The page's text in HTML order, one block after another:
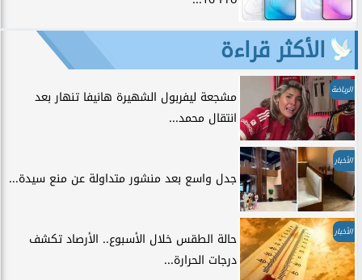
الأكثر قراءة
الرياضة
مشجعة ليفربول الشهيرة هانيفا تنهار بعد
انتقال محمد...
الأخبار
جدل واسع بعد منشور متداولة عن منع سيدة...
الأخبار
حالة الطقس خلال الأسبوع.. الأرصاد تكشف
درجات الحرارة...